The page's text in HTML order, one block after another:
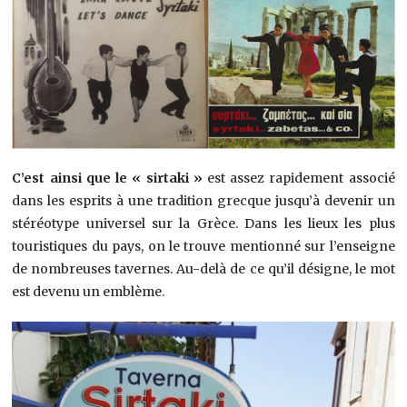
C’est ainsi que le « sirtaki » est assez rapidement associé
dans les esprits à une tradition grecque jusqu’à devenir un
stéréotype universel sur la Grèce. Dans les lieux les plus
touristiques du pays, on le trouve mentionné sur l’enseigne
de nombreuses tavernes. Au-delà de ce qu’il désigne, le mot
est devenu un emblème.